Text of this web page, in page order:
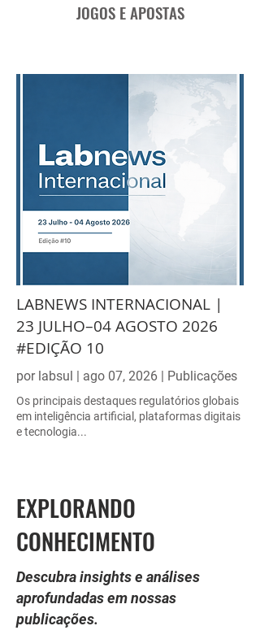
JOGOS E APOSTAS
LABNEWS INTERNACIONAL |
23 JULHO–04 AGOSTO 2026
#EDIÇÃO 10
por labsul | ago 07, 2026 | Publicações
Os principais destaques regulatórios globais
em inteligência artificial, plataformas digitais
e tecnologia...
EXPLORANDO
CONHECIMENTO
Descubra insights e análises
aprofundadas em nossas
publicações.